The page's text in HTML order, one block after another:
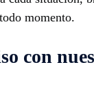
momento.
con